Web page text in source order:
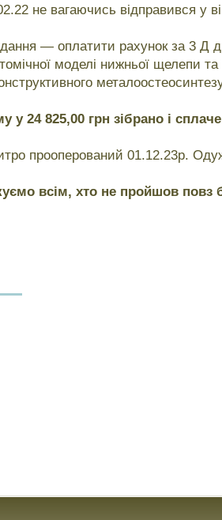
не вагаючись відправився у
— оплатити рахунок за 3 Д
моделі нижньої щелепи та
у 24 825,00 грн зібрано і
прооперований 01.12.23р.
всім, хто не пройшов повз